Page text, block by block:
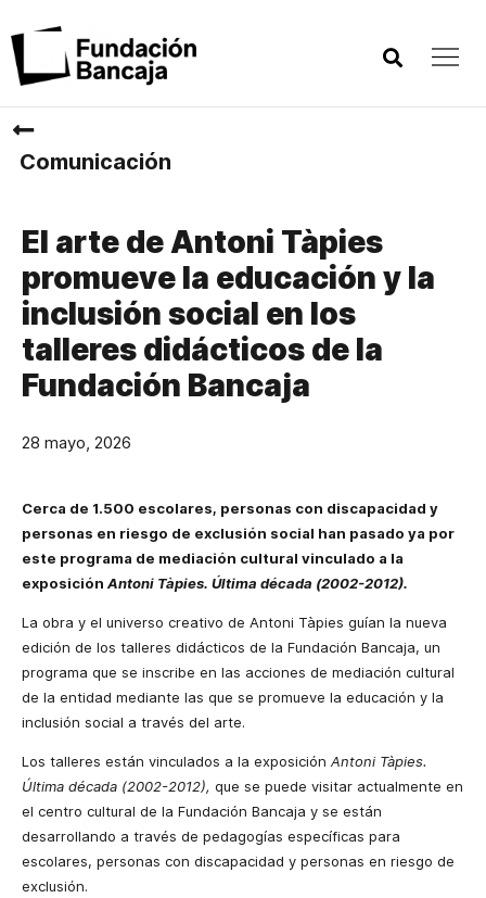
Comunicación
El arte de Antoni Tàpies
promueve la educación y la
inclusión social en los
talleres didácticos de la
Fundación Bancaja
28 mayo, 2026
Cerca de 1.500 escolares, personas con discapacidad y
personas en riesgo de exclusión social han pasado ya por
este programa de mediación cultural vinculado a la
exposición Antoni Tàpies. Última década (2002-2012).
La obra y el universo creativo de Antoni Tàpies guían la nueva
edición de los talleres didácticos de la Fundación Bancaja, un
programa que se inscribe en las acciones de mediación cultural
de la entidad mediante las que se promueve la educación y la
inclusión social a través del arte.
Los talleres están vinculados a la exposición Antoni Tàpies.
Última década (2002-2012), que se puede visitar actualmente en
el centro cultural de la Fundación Bancaja y se están
desarrollando a través de pedagogías específicas para
escolares, personas con discapacidad y personas en riesgo de
exclusión.